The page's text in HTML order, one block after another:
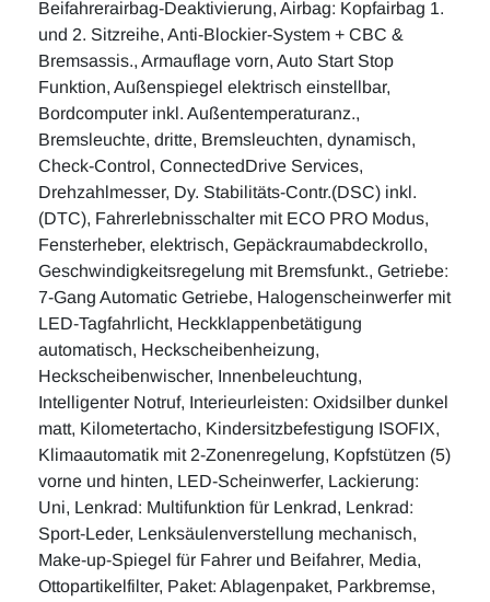
Beifahrerairbag-Deaktivierung, Airbag: Kopfairbag 1.
und 2. Sitzreihe, Anti-Blockier-System + CBC &
Bremsassis., Armauflage vorn, Auto Start Stop
Funktion, Außenspiegel elektrisch einstellbar,
Bordcomputer inkl. Außentemperaturanz.,
Bremsleuchte, dritte, Bremsleuchten, dynamisch,
Check-Control, ConnectedDrive Services,
Drehzahlmesser, Dy. Stabilitäts-Contr.(DSC) inkl.
(DTC), Fahrerlebnisschalter mit ECO PRO Modus,
Fensterheber, elektrisch, Gepäckraumabdeckrollo,
Geschwindigkeitsregelung mit Bremsfunkt., Getriebe:
7-Gang Automatic Getriebe, Halogenscheinwerfer mit
LED-Tagfahrlicht, Heckklappenbetätigung
automatisch, Heckscheibenheizung,
Heckscheibenwischer, Innenbeleuchtung,
Intelligenter Notruf, Interieurleisten: Oxidsilber dunkel
matt, Kilometertacho, Kindersitzbefestigung ISOFIX,
Klimaautomatik mit 2-Zonenregelung, Kopfstützen (5)
vorne und hinten, LED-Scheinwerfer, Lackierung:
Uni, Lenkrad: Multifunktion für Lenkrad, Lenkrad:
Sport-Leder, Lenksäulenverstellung mechanisch,
Make-up-Spiegel für Fahrer und Beifahrer, Media,
Ottopartikelfilter, Paket: Ablagenpaket, Parkbremse,